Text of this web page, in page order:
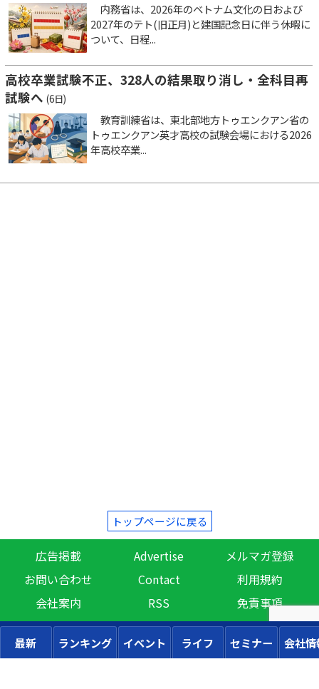
内務省は、2026年のベトナム文化の日および
2027年のテト(旧正月)と建国記念日に伴う休暇に
ついて、日程...
高校卒業試験不正、328人の結果取り消し・全科目再
試験へ (6日)
教育訓練省は、東北部地方トゥエンクアン省の
トゥエンクアン英才高校の試験会場における2026
年高校卒業...
トップページに戻る
広告掲載 Advertise
メルマガ登録
お問い合わせ
Contact
利用規約
会社案内
RSS 免責事項
最新 ランキング イベント ライフ セミナー 会社